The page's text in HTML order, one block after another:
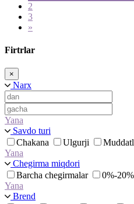
2
3
»
Firtrlar
×
Narx
Yana
Savdo turi
Chakana
Ulgurji
Yana
Chegirma miqdori
Barcha chegirmalar
0%-20%
Yana
Brend